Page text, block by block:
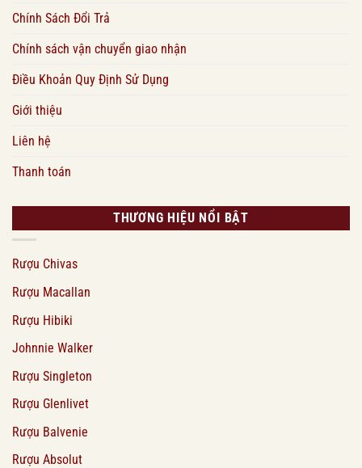
Chính Sách Đổi Trả
Chính sách vận chuyển giao nhận
Điều Khoản Quy Định Sử Dụng
Giới thiệu
Liên hệ
Thanh toán
THƯƠNG HIỆU NỔI BẬT
Rượu Chivas
Rượu Macallan
Rượu Hibiki
Johnnie Walker
Rượu Singleton
Rượu Glenlivet
Rượu Balvenie
Rượu Absolut